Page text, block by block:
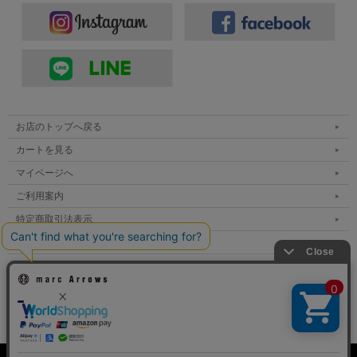
お店のトップへ戻る
カートを見る
マイページへ
ご利用案内
特定商取引法表示
個人情報の取扱い
サイトマップ
お問い合わせ